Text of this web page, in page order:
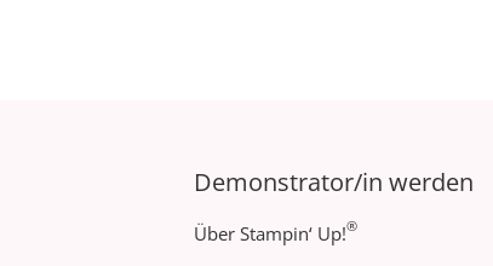
Demonstrator/in werden
Über Stampin‘ Up!®